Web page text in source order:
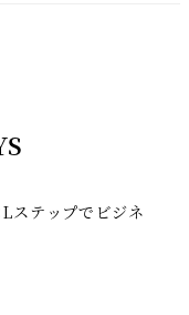
ステップでビジネ